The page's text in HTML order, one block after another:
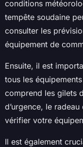
conditions
tempête soudaine
consulter les
équipement de
Ensuite, il est
tous les
comprend les gilets
d’urgence, le
vérifier votre
Il est également